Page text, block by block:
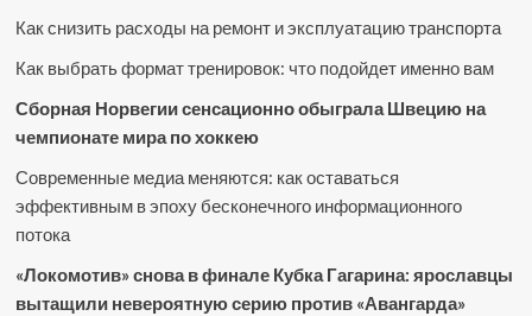
Как снизить расходы на ремонт и эксплуатацию транспорта
Как выбрать формат тренировок: что подойдет именно вам
Сборная Норвегии сенсационно обыграла Швецию на
чемпионате мира по хоккею
Современные медиа меняются: как оставаться
эффективным в эпоху бесконечного информационного
потока
«Локомотив» снова в финале Кубка Гагарина: ярославцы
вытащили невероятную серию против «Авангарда»